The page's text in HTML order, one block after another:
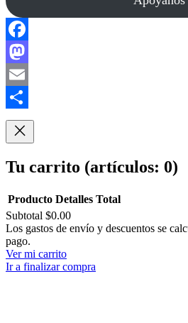
Facebook
Mastodon
Email
Compartir
Tu carrito (artículos: 0)
Productos
del
carrito
Producto Detalles Total
Subtotal $0.00
Los gastos de envío y descuentos se
pago.
Ver mi carrito
Ir a finalizar compra